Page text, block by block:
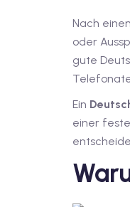
Nach
oder
gute
Ein
einer